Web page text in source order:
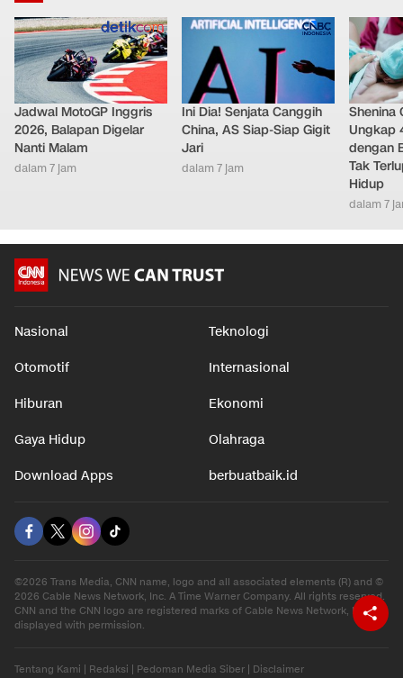
Jadwal MotoGP Inggris
2026, Balapan Digelar
Nanti Malam
dalam 7 jam
Ini Dia! Senjata Canggih
China, AS Siap-Siap Gigit
Jari
dalam 7 jam
Shenina
Ungkap
dengan
Tak
Hidup
dalam 7
Nasional Teknologi
Otomotif Internasional
Hiburan Ekonomi
Gaya Hidup Olahraga
Download Apps berbuatbaik.id
©2026 Trans Media, CNN name, logo and all associated elements (R) and ©
2026 Cable News Network, Inc. A Time Warner Company. All rights reserved.
CNN and the CNN logo are registered marks of Cable News Network, Inc.,
displayed with permission.
Tentang Kami Redaksi Pedoman Media Siber Disclaimer